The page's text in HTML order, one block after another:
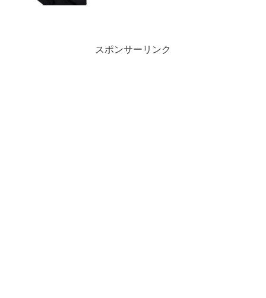
スポンサーリンク